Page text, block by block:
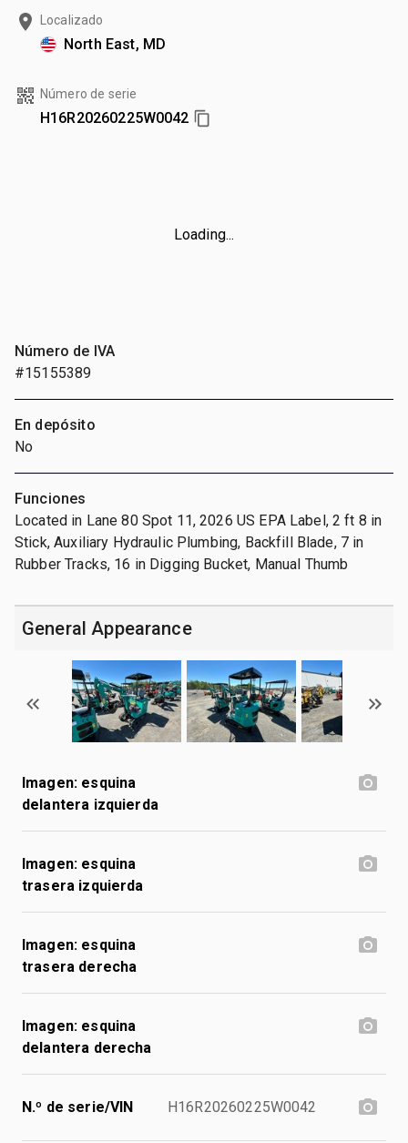
Localizado
North East, MD
Número de serie
H16R20260225W0042
Loading...
Número de IVA
#15155389
En depósito
No
Funciones
Located in Lane 80 Spot 11, 2026 US EPA Label, 2 ft 8 in
Stick, Auxiliary Hydraulic Plumbing, Backfill Blade, 7 in
Rubber Tracks, 16 in Digging Bucket, Manual Thumb
General Appearance
Imagen: esquina
delantera izquierda
Imagen: esquina
trasera izquierda
Imagen: esquina
trasera derecha
Imagen: esquina
delantera derecha
N.º de serie/VIN H16R20260225W0042